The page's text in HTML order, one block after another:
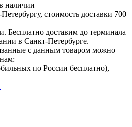
наличии
стоимость доставки 700
Бесплатно доставим до терминала
в Санкт-Петербурге.
с данным товаром можно
по России бесплатно),